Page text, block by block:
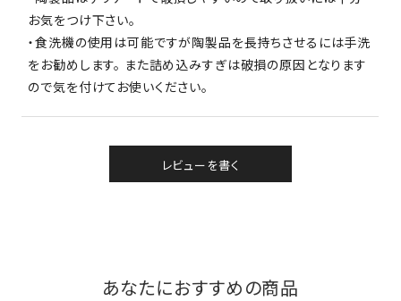
お気をつけ下さい。
・食洗機の使用は可能ですが陶製品を長持ちさせるには手洗
をお勧めします。 また詰め込みすぎは破損の原因となります
ので気を付けてお使いください。
レビューを書く
あなたにおすすめの商品